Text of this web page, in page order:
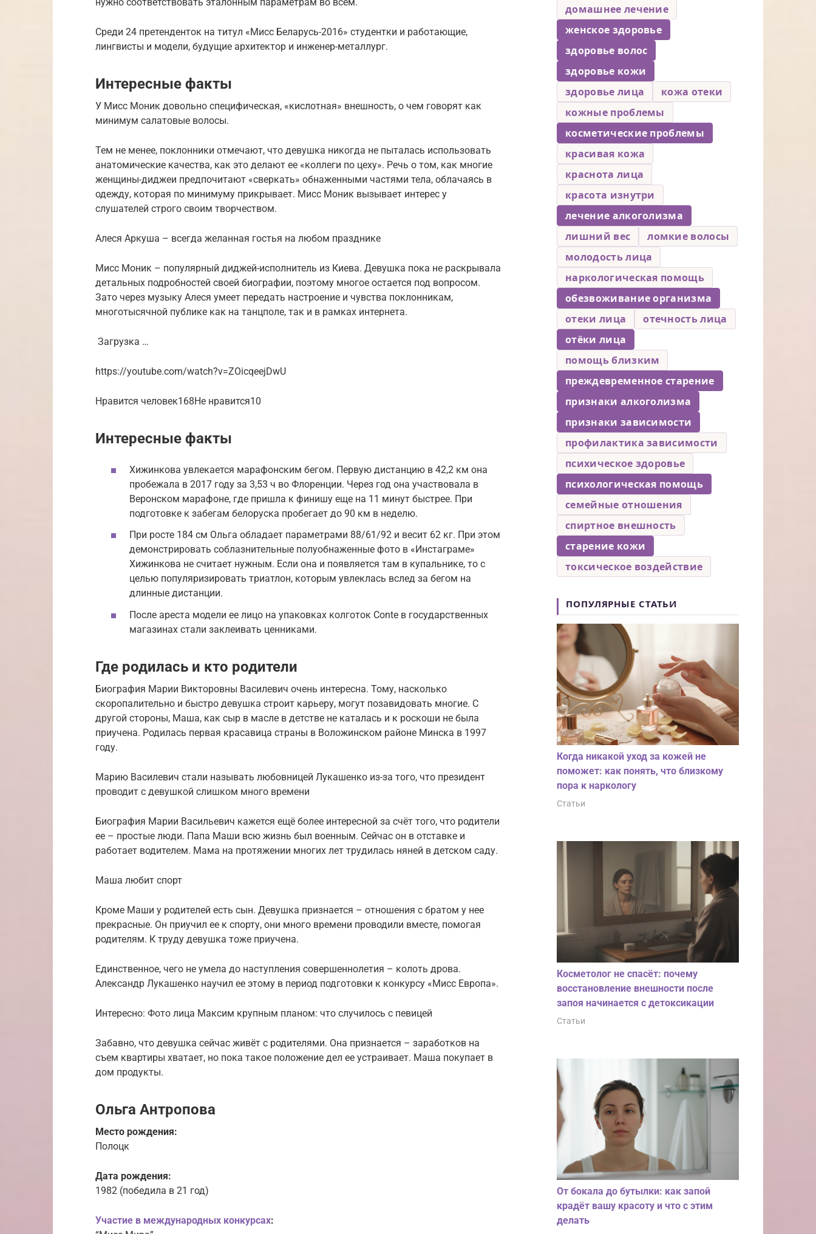
Среди 24 претенденток на титул «Мисс Беларусь-2016» студентки и работающие,
лингвисты и модели, будущие архитектор и инженер-металлург.
Интересные факты
У Мисс Моник довольно специфическая, «кислотная» внешность, о чем говорят как
минимум салатовые волосы.
Тем не менее, поклонники отмечают, что девушка никогда не пыталась использовать
анатомические качества, как это делают ее «коллеги по цеху». Речь о том, как многие
женщины-диджеи предпочитают «сверкать» обнаженными частями тела, облачаясь в
одежду, которая по минимуму прикрывает. Мисс Моник вызывает интерес у
слушателей строго своим творчеством.
Алеся Аркуша – всегда желанная гостья на любом празднике
Мисс Моник – популярный диджей-исполнитель из Киева. Девушка пока не раскрывала
детальных подробностей своей биографии, поэтому многое остается под вопросом.
Зато через музыку Алеся умеет передать настроение и чувства поклонникам,
многотысячной публике как на танцполе, так и в рамках интернета.
Загрузка …
https://youtube.com/watch?v=ZOicqeejDwU
Нравится человек168Не нравится10
Интересные факты
Хижинкова увлекается марафонским бегом. Первую дистанцию в 42,2 км она
пробежала в 2017 году за 3,53 ч во Флоренции. Через год она участвовала в
Веронском марафоне, где пришла к финишу еще на 11 минут быстрее. При
подготовке к забегам белоруска пробегает до 90 км в неделю.
При росте 184 см Ольга обладает параметрами 88/61/92 и весит 62 кг. При этом
демонстрировать соблазнительные полуобнаженные фото в «Инстаграме»
Хижинкова не считает нужным. Если она и появляется там в купальнике, то с
целью популяризировать триатлон, которым увлеклась вслед за бегом на
длинные дистанции.
После ареста модели ее лицо на упаковках колготок Conte в государственных
магазинах стали заклеивать ценниками.
Где родилась и кто родители
Биография Марии Викторовны Василевич очень интересна. Тому, насколько
скоропалительно и быстро девушка строит карьеру, могут позавидовать многие. С
другой стороны, Маша, как сыр в масле в детстве не каталась и к роскоши не была
приучена. Родилась первая красавица страны в Воложинском районе Минска в 1997
году.
Марию Василевич стали называть любовницей Лукашенко из-за того, что президент
проводит с девушкой слишком много времени
Биография Марии Васильевич кажется ещё более интересной за счёт того, что родители
ее – простые люди. Папа Маши всю жизнь был военным. Сейчас он в отставке и
работает водителем. Мама на протяжении многих лет трудилась няней в детском саду.
Маша любит спорт
Кроме Маши у родителей есть сын. Девушка признается – отношения с братом у нее
прекрасные. Он приучил ее к спорту, они много времени проводили вместе, помогая
родителям. К труду девушка тоже приучена.
Единственное, чего не умела до наступления совершеннолетия – колоть дрова.
Александр Лукашенко научил ее этому в период подготовки к конкурсу «Мисс Европа».
Интересно: Фото лица Максим крупным планом: что случилось с певицей
Забавно, что девушка сейчас живёт с родителями. Она признается – заработков на
съем квартиры хватает, но пока такое положение дел ее устраивает. Маша покупает в
дом продукты.
Ольга Антропова
Место рождения:
Полоцк
Дата рождения:
1982 (победила в 21 год)
Участие в международных конкурсах:
домашнее лечение
женское здоровье
здоровье волос
здоровье кожи
здоровье лица
кожа отеки
кожные проблемы
косметические проблемы
красивая кожа
краснота лица
красота изнутри
лечение алкоголизма
лишний вес
ломкие волосы
молодость лица
наркологическая помощь
обезвоживание организма
отеки лица
отечность лица
отёки лица
помощь близким
преждевременное старение
признаки алкоголизма
признаки зависимости
профилактика зависимости
психическое здоровье
психологическая помощь
семейные отношения
спиртное внешность
старение кожи
токсическое воздействие
ПОПУЛЯРНЫЕ СТАТЬИ
Когда никакой уход за кожей не
поможет: как понять, что близкому
пора к наркологу
Статьи
Косметолог не спасёт: почему
восстановление внешности после
запоя начинается с детоксикации
Статьи
От бокала до бутылки: как запой
крадёт вашу красоту и что с этим
делать